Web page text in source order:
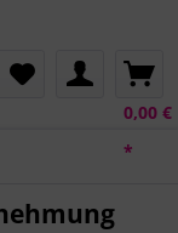
0,00 €
*